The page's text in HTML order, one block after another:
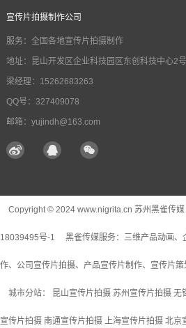
宣传片拍摄制作公司
服务：全国各地宣传片拍摄制作
地址：昆山开发区企业科技园区东创科技中心2
梁经理：15262683263
QQ号：327409078
邮箱：yujindh@163.com
Copyright © 2024 www.nigrita.cn 苏州黑雀传
18039495号-1 黑雀传媒服务： 三维产品动画、
作、公司宣传片拍摄、产品宣传片制作、宣传片
城市分站： 昆山宣传片拍摄 苏州宣传片拍摄 无
宣传片拍摄 南通宣传片拍摄 上海宣传片拍摄 北京